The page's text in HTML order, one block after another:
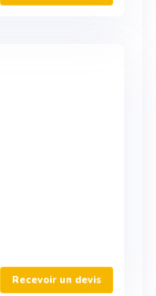
Recevoir un devis